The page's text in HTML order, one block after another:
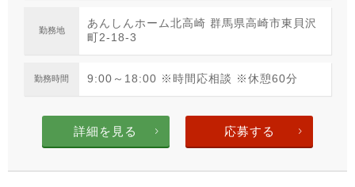
勤務地
あんしんホーム北高崎 群馬県高崎市東貝沢
町2-18-3
勤務時間 9:00～18:00 ※時間応相談 ※休憩60分
詳細を見る 応募する